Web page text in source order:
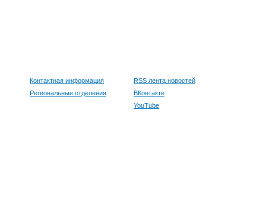
Контактная информация
Региональные отделения
RSS лента новостей
ВКонтакте
YouTube